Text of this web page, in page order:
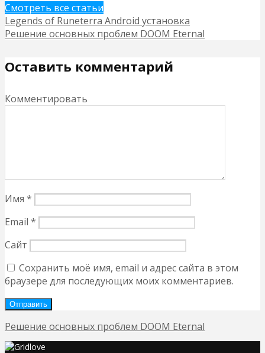
Смотреть все статьи
Legends of Runeterra Android установка
Решение основных проблем DOOM Eternal
Оставить комментарий
Комментировать
Имя *
Email *
Сайт
Сохранить моё имя, email и адрес сайта в этом
браузере для последующих моих комментариев.
Решение основных проблем DOOM Eternal